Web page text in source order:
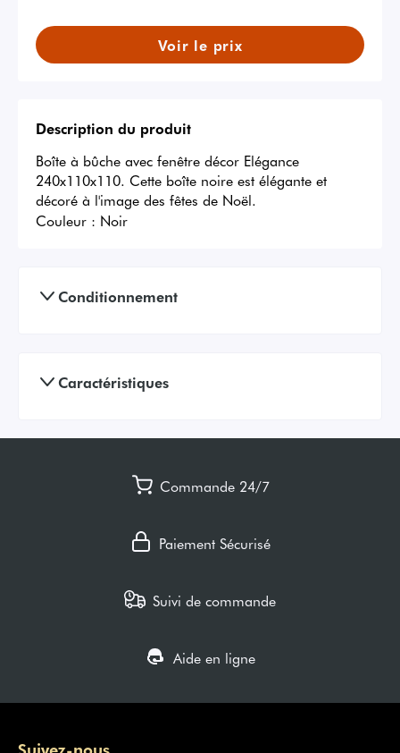
Voir le prix
Description du produit
Boîte à bûche avec fenêtre décor Elégance
240x110x110. Cette boîte noire est élégante et
décoré à l'image des fêtes de Noël.
Couleur : Noir
Conditionnement
Caractéristiques
Commande 24/7
Paiement Sécurisé
Suivi de commande
Aide en ligne